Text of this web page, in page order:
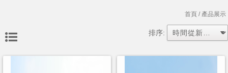
首頁/ 產品展示
排序: